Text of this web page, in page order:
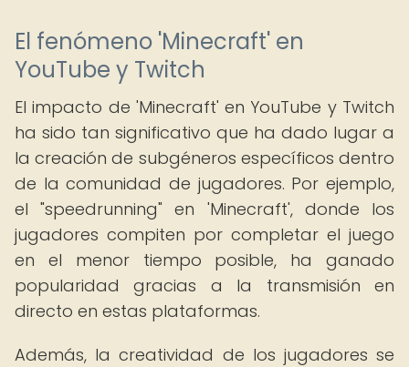
El fenómeno 'Minecraft' en
YouTube y Twitch
El impacto de 'Minecraft' en YouTube y Twitch
ha sido tan significativo que ha dado lugar a
la creación de subgéneros específicos dentro
de la comunidad de jugadores. Por ejemplo,
el "speedrunning" en 'Minecraft', donde los
jugadores compiten por completar el juego
en el menor tiempo posible, ha ganado
popularidad gracias a la transmisión en
directo en estas plataformas.
Además, la creatividad de los jugadores se